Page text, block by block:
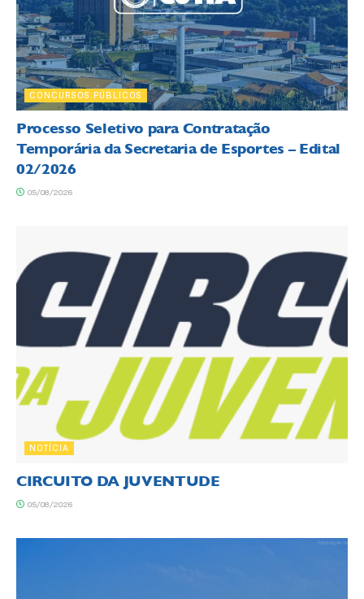
CONCURSOS PÚBLICOS
Processo Seletivo para Contratação
Temporária da Secretaria de Esportes – Edital
02/2026
05/08/2026
NOTÍCIA
CIRCUITO DA JUVENTUDE
05/08/2026